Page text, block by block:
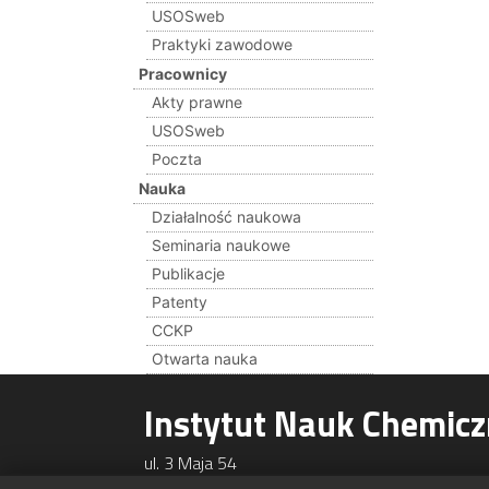
USOSweb
Praktyki zawodowe
Pracownicy
Akty prawne
USOSweb
Poczta
Nauka
Działalność naukowa
Seminaria naukowe
Publikacje
Patenty
CCKP
Otwarta nauka
Instytut Nauk
ul. 3 Maja 54